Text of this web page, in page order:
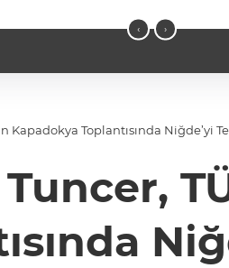
‹ ›
Kapadokya Toplantısında Niğde’yi